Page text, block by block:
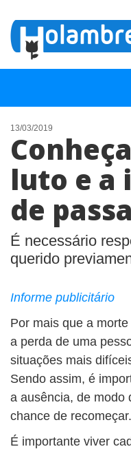
NOTÍCIAS
LISTA DIGITAL
TELEFONES ÚTEIS
CONTATO
ANUNCIE
13/03/2019
luto e a
de
É necessário
querido
Informe publicitário
Por mais que a
a perda de uma
situações mais
Sendo assim, é
a ausência, de modo
chance de recomeçar.
É importante viver